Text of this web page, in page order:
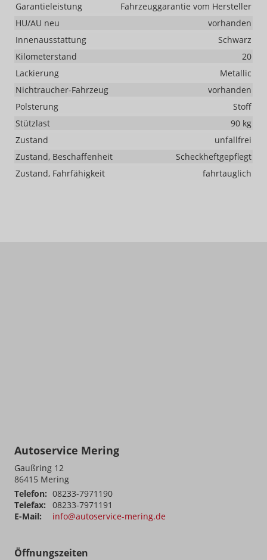
Garantieleistung
Fahrzeuggarantie vom Hersteller
HU/AU neu
vorhanden
Innenausstattung
Schwarz
Kilometerstand
20
Lackierung
Metallic
Nichtraucher-Fahrzeug
vorhanden
Polsterung
Stoff
Stützlast
90 kg
Zustand
unfallfrei
Zustand, Beschaffenheit
Scheckheftgepflegt
Zustand, Fahrfähigkeit
fahrtauglich
Autoservice Mering
Gaußring 12
86415 Mering
Telefon: 08233-7971190
Telefax:
08233-7971191
E-Mail:
info@autoservice-mering.de
Öffnungszeiten